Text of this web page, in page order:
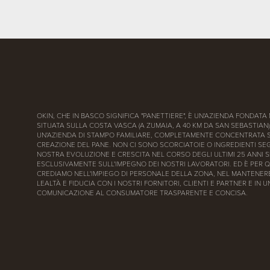
OKIN, CHE IN BASCO SIGNIFICA "PANETTIERE", È UN'AZIENDA FONDATA
SITUATA SULLA COSTA VASCA (A ZUMAIA, A 40 KM DA SAN
UN'AZIENDA DI STAMPO FAMILIARE, COMPLETAMENTE CONCENTRATA
CREAZIONE DEL PANE. NON CI SONO SCORCIATOIE O INGREDIENTI
NOSTRA EVOLUZIONE E CRESCITA NEL CORSO DEGLI ULTIMI 25 ANNI
ESCLUSIVAMENTE SULL'IMPEGNO DEI NOSTRI LAVORATORI. ED È PER
CREDIAMO NELL'IMPIEGO DI PERSONALE DELLA ZONA, NEL
LEALTÀ E FIDUCIA CON I NOSTRI FORNITORI, CLIENTI E PARTNER E IN
COMUNICAZIONE AL CONSUMATORE TRASPARENTE E CONCISA.